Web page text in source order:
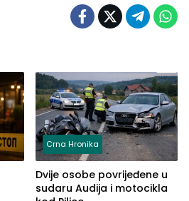
Crna Hronika
Dvije osobe povrijeđene u
sudaru Audija i motocikla